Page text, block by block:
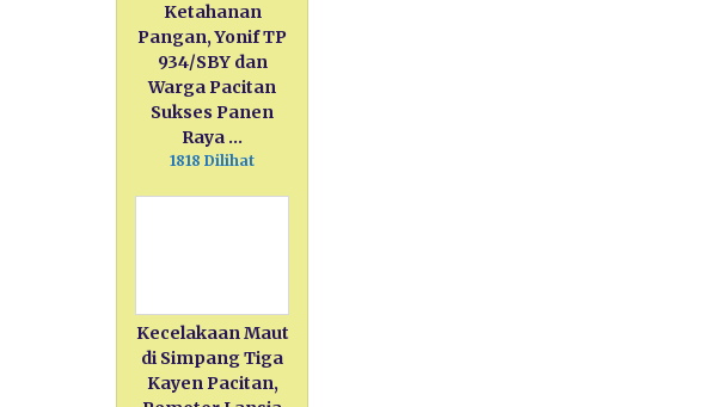
Ketahanan
Pangan, Yonif TP
934/SBY dan
Warga Pacitan
Sukses Panen
Raya …
1818 Dilihat
Kecelakaan Maut
di Simpang Tiga
Kayen Pacitan,